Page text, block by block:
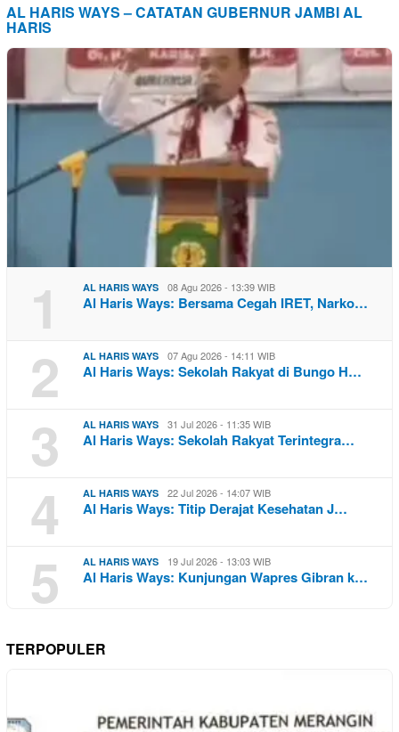
AL HARIS WAYS – CATATAN GUBERNUR JAMBI AL
HARIS
1 AL HARIS WAYS 08 Agu 2026 - 13:39 WIB
Al Haris Ways: Bersama Cegah IRET, Narko…
2 AL HARIS WAYS 07 Agu 2026 - 14:11 WIB
Al Haris Ways: Sekolah Rakyat di Bungo H…
3 AL HARIS WAYS 31 Jul 2026 - 11:35 WIB
Al Haris Ways: Sekolah Rakyat Terintegra…
4 AL HARIS WAYS 22 Jul 2026 - 14:07 WIB
Al Haris Ways: Titip Derajat Kesehatan J…
5 AL HARIS WAYS 19 Jul 2026 - 13:03 WIB
Al Haris Ways: Kunjungan Wapres Gibran k…
TERPOPULER